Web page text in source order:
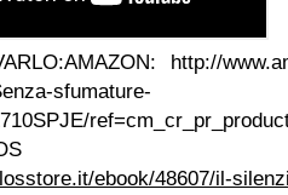
AMAZON: http://
sfumature-
ebook/48607/il-